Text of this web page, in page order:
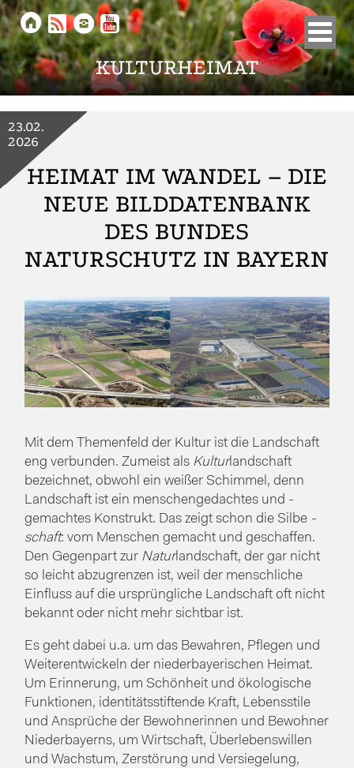
KULTURHEIMAT
    
HEIMAT IM WANDEL – DIE
NEUE BILDDATENBANK
DES BUNDES
NATURSCHUTZ IN BAYERN
23.02.
2026
Mit dem Themenfeld der Kultur ist die Landschaft
eng verbunden. Zumeist als Kulturlandschaft
bezeichnet, obwohl ein weißer Schimmel, denn
Landschaft ist ein menschengedachtes und -
gemachtes Konstrukt. Das zeigt schon die Silbe -
schaft: vom Menschen gemacht und geschaffen.
Den Gegenpart zur Naturlandschaft, der gar nicht
so leicht abzugrenzen ist, weil der menschliche
Einfluss auf die ursprüngliche Landschaft oft nicht
bekannt oder nicht mehr sichtbar ist.
Es geht dabei u.a. um das Bewahren, Pflegen und
Weiterentwickeln der niederbayerischen Heimat.
Um Erinnerung, um Schönheit und ökologische
Funktionen, identitätsstiftende Kraft, Lebensstile
und Ansprüche der Bewohnerinnen und Bewohner
Niederbayerns, um Wirtschaft, Überlebenswillen
und Wachstum, Zerstörung und Versiegelung,